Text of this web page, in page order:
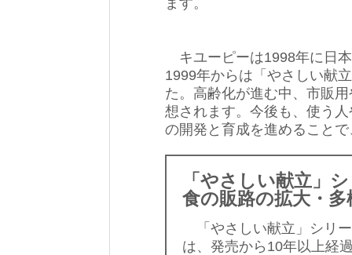
ます。
キユーピーは1998年に日
1999年からは「やさしい献
た。高齢化が進む中、市販
想されます。今後も、使う
の開発と育成を進めること
「やさしい献立」
食の販路の拡大・多
「やさしい献立」シリ
は、発売から10年以上経